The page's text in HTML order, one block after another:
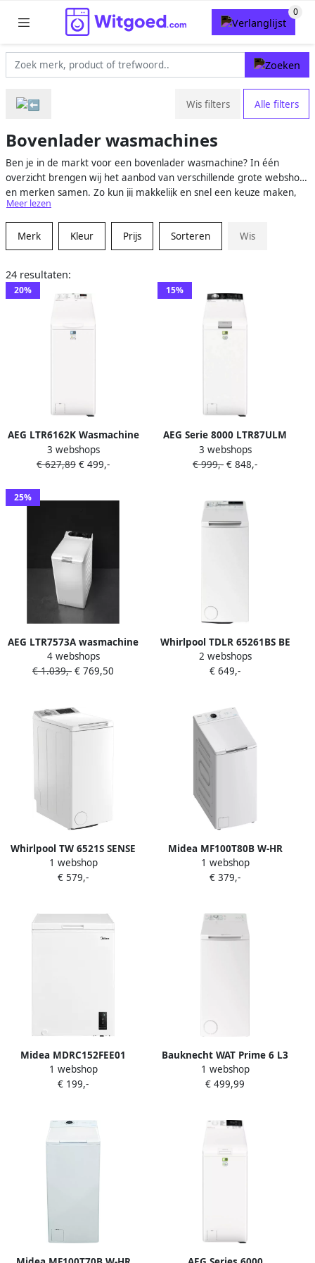
Wis filters Alle filters
Bovenlader wasmachines
Ben je in de markt voor een bovenlader wasmachine? In één
overzicht brengen wij het aanbod van verschillende grote webshops
en merken samen. Zo kun jij makkelijk en snel een keuze maken,
zonder dat je hierbij bang hoeft te zijn dat je mooie prijzen en
aanbiedingen mist. Daarnaast bestel je jouw nieuwe bovenlader
wasmachine veilig en snel online, zonder dat je modellen hoeft te
vergelijken in de winkel. Bekijk en vergelijk nu het uitgebreide
Meer lezen
Merk Kleur Prijs Sorteren Wis
24 resultaten:
20%
AEG LTR6162K Wasmachine
Energielabel B 6 kg 1200
toeren- Wit
3 webshops
€ 627,89 € 499,-
15%
AEG Serie 8000 LTR87ULM
wasmachine Bovenbelading
6 kg 1451 RPM Wit
3 webshops
€ 999,- € 848,-
25%
AEG LTR7573A wasmachine
Bovenbelading 7 kg 1251
RPM Wit
4 webshops
€ 1.039,- € 769,50
Whirlpool TDLR 65261BS BE
Wasmachine bovenlader
Wit
2 webshops
€ 649,-
Whirlpool TW 6521S SENSE
WASH BE Wasmachine
bovenlader Wit
1 webshop
€ 579,-
Midea MF100T80B W-HR
Wasmachine Bovenlader
Wit 1300 rpm 78 dB A label
1 webshop
€ 379,-
Midea MDRC152FEE01
Vrieskist Wit Vrijstaand E
label 38 dB 99 l 169 kWh
1 webshop
€ 199,-
Bauknecht WAT Prime 6 L3
wasmachine Bovenbelading
5 kg 1100 RPM Wit
1 webshop
€ 499,99